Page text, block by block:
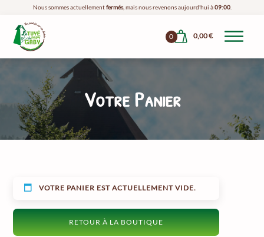
Nous sommes actuellementfermés, mais nous revenons aujourd'hui à09:00.
0,00€
0
Votre Panier
VOTRE PANIER EST ACTUELLEMENT VIDE.
RETOUR À LA BOUTIQUE